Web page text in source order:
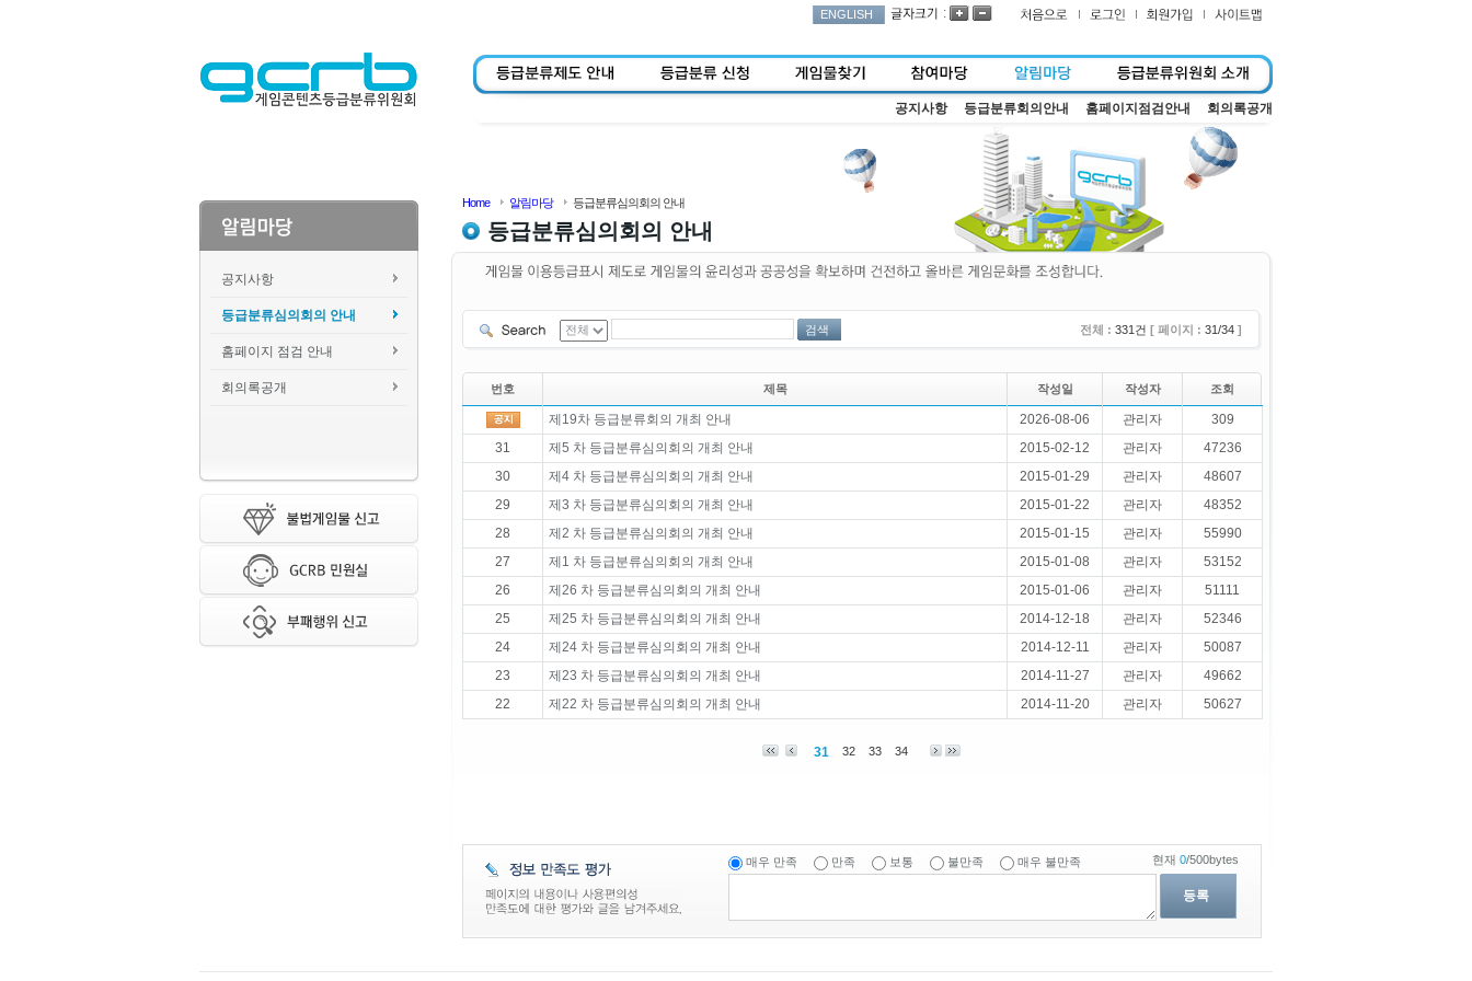
ENGLISH :
공지사항 등급분류회의안내 홈페이지점검안내 회의록공개
공지사항
등급분류심의회의 안내
홈페이지 점검 안내
회의록공개
Home 알림마당 등급분류심의회의 안내
등급분류심의회의 안내
검색 전체 : 331건 [ 페이지 : 31/34 ]
번호 제목 작성일 작성자 조회
제19차 등급분류회의 개최 안내 2026-08-06 관리자
309
31
제5 차 등급분류심의회의 개최 안내 2015-02-12 관리자
47236
30
제4 차 등급분류심의회의 개최 안내 2015-01-29 관리자
48607
29
제3 차 등급분류심의회의 개최 안내 2015-01-22 관리자
48352
28
제2 차 등급분류심의회의 개최 안내 2015-01-15 관리자
55990
27
제1 차 등급분류심의회의 개최 안내 2015-01-08 관리자
53152
26
제26 차 등급분류심의회의 개최 안내 2015-01-06 관리자
51111
25
제25 차 등급분류심의회의 개최 안내 2014-12-18 관리자
52346
24
제24 차 등급분류심의회의 개최 안내 2014-12-11 관리자
50087
23
제23 차 등급분류심의회의 개최 안내 2014-11-27 관리자
49662
22
제22 차 등급분류심의회의 개최 안내 2014-11-20 관리자 50627
31 32 33 34
매우 만족 만족 보통 불만족 매우 불만족
등록
현재 0/500bytes